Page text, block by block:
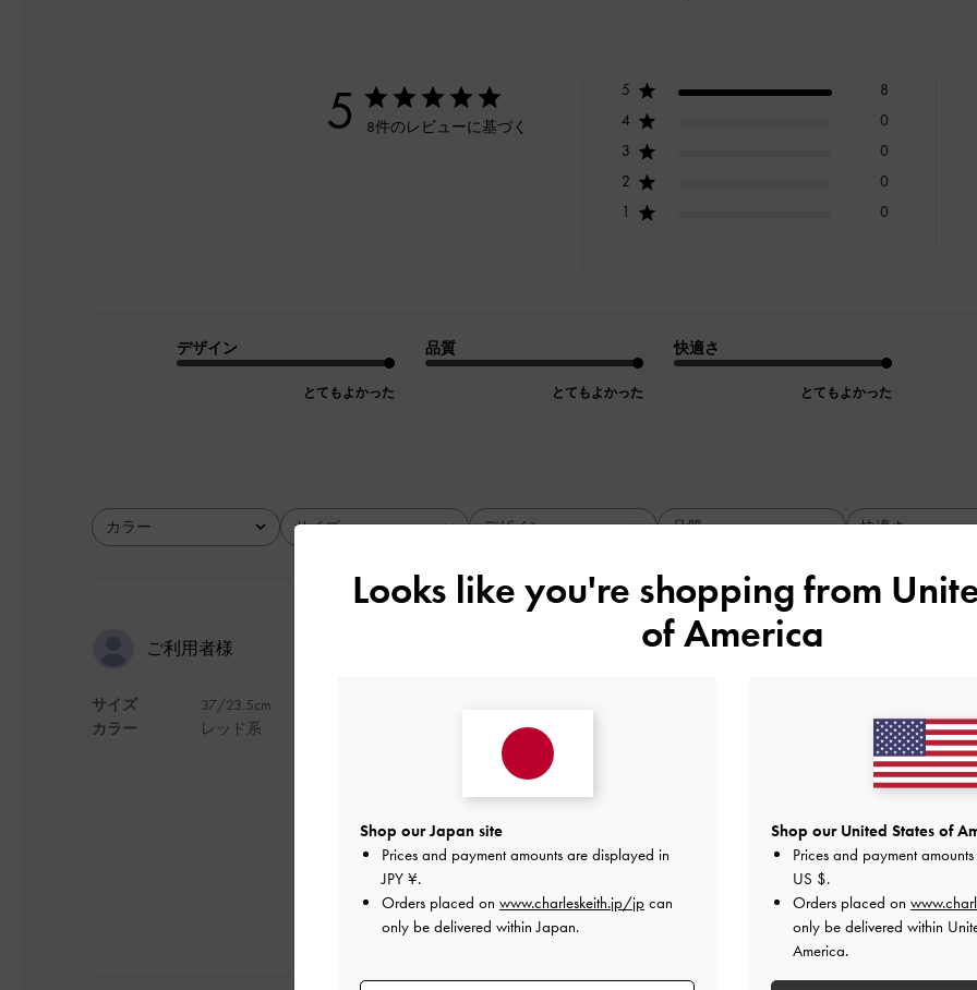
5 8件のレビューに基づく
5
8
4
0
3
0
2
0
1
0
デザイン
とてもよかった
品質
とてもよかった
快適さ
とてもよかった
カラー
全て サイズ デザイン 品質 快適さ
ご利用者様
サイズ
カラー
37/23.5cm
レッド系
ダブルストラップがかわいい
ブラックと悩みましたが、あまり見ないバーガンディカラーにしてみたところ、
これからたくさん履きたいと思います♪
品質
とてもよかった とても
Looks like you're shopping from
of America
Shop our Japan site
Prices and payment amounts are displayed in
JPY ¥.
Orders placed on www.charleskeith.jp/jp can
only be delivered within Japan.
Shop our United States of
Prices and payment
US $.
Orders placed on
only be delivered within
America.